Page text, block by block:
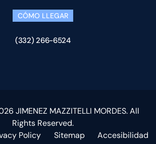
CÓMO LLEGAR
(332) 266-6524
JIMENEZ MAZZITELLI MORDES. All
Rights Reserved.
Policy Sitemap Accesibilidad